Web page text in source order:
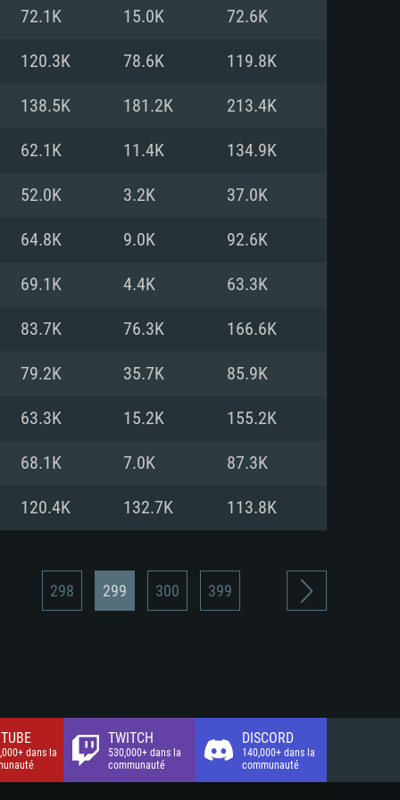
DirectX 11 ou plus et
1060 et plus, Radeon RX
Internet à haut débit
(client complet)
Vega II ou plus avec
Internet à haut débit
(client complet)
1060 avec les derniers
mois) / de même pour AMD
les derniers drivers de
(client complet)
72.1K 15.0K 72.6K
120.3K 78.6K 119.8K
138.5K 181.2K 213.4K
62.1K 11.4K 134.9K
52.0K 3.2K 37.0K
64.8K 9.0K 92.6K
69.1K 4.4K 63.3K
83.7K 76.3K 166.6K
79.2K 35.7K 85.9K
63.3K 15.2K 155.2K
68.1K 7.0K 87.3K
120.4K 132.7K 113.8K
298 299 300 399
dans la
TWITCH
530,000+ dans la
communauté
DISCORD
140,000+ dans la
communauté